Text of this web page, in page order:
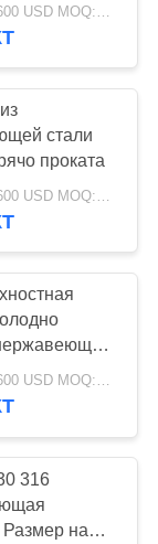
Длина
стали
проката
0,1 мм
1200USD-3600 USD MOQ:500 кг.
316
Размер на